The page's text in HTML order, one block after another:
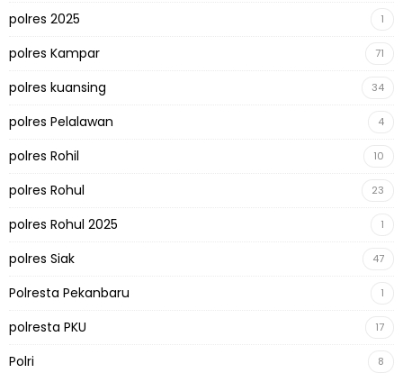
polres 2025 1
polres Kampar 71
polres kuansing 34
polres Pelalawan 4
polres Rohil 10
polres Rohul 23
polres Rohul 2025 1
polres Siak 47
Polresta Pekanbaru 1
polresta PKU 17
Polri 8